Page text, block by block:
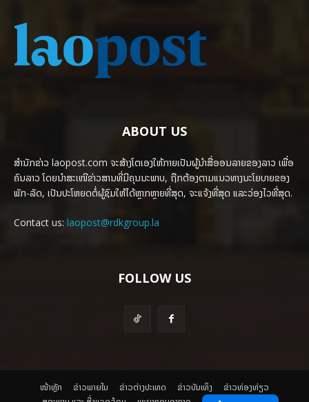
ABOUT US
ສຳນັກຂ່າວ laopost.com ຈະສ້າງໂຕເອງໃຫ້ກາຍເປັນຜູ້ນຳສື່ອອນລາຍຂອງລາວ ເພື່ອ
ຄົນລາວ ໂດຍນຳສະເໜີຂ່າວສານທີ່ມີຄຸນນະພາບ, ຖືກຕ້ອງຕາມແນວທາງນະໂຍບາຍຂອງ
ພັກ-ລັດ, ເປັນປະໂຫຍດຕໍ່ຜູ້ຊົມໃຫ້ໄດ້ຫຼາກຫຼາຍທີ່ສຸດ, ຈະແຈ້ງທີ່ສຸດ ແລະວ່ອງໄວທີ່ສຸດ.
Contact us: laopost@rdkgroup.la
FOLLOW US
ໜ້າຫຼັກ ຂ່າວພາຍ​ໃນ ຂ່າວຕ່າງປະເທດ ​ຂ່າວບັນເທິງ
​ຂ່າວທ່ອງທ່ຽວ